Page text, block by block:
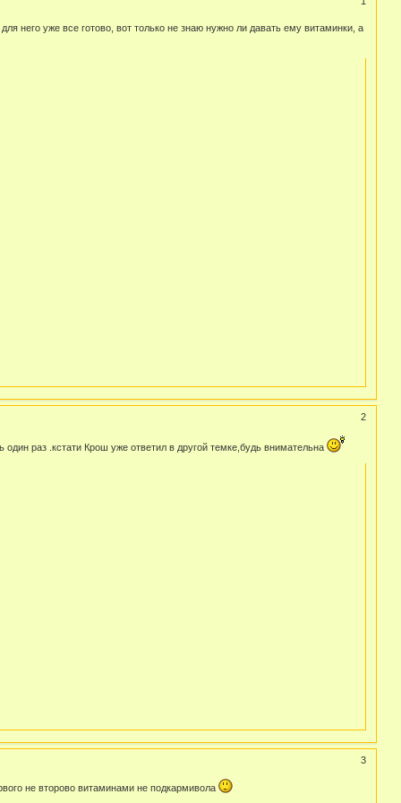
него уже все готово, вот только не знаю нужно ли давать ему витаминки, а
2
раз .кстати Крош уже ответил в другой темке,будь внимательна
3
не второво витаминами не подкармивола